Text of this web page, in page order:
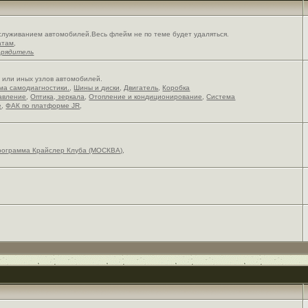
автомобилей.Весь флейм не по теме будет удаляться.
иных узлов автомобилей.
самодиагностики.
Шины и диски Двигатель
Коробка
,Оптика, зеркала ,Отопление и кондиционирование ,Система
,ФАК по платформе JR
Крайслер Клуба (МОСКВА)